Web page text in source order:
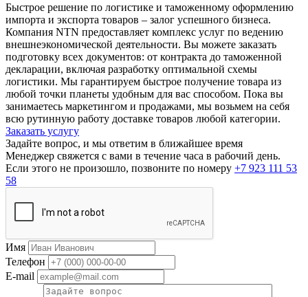
Быстрое решение по логистике и таможенному оформлению
импорта и экспорта товаров – залог успешного бизнеса.
Компания NTN предоставляет комплекс услуг по ведению
внешнеэкономической деятельности. Вы можете заказать
подготовку всех документов: от контракта до таможенной
декларации, включая разработку оптимальной схемы
логистики. Мы гарантируем быстрое получение товара из
любой точки планеты удобным для вас способом. Пока вы
занимаетесь маркетингом и продажами, мы возьмем на себя
всю рутинную работу доставке товаров любой категории.
Заказать услугу
Задайте вопрос, и мы ответим в ближайшее время
Менеджер свяжется с вами в течение часа в рабочий день.
Если этого не произошло, позвоните по номеру +7 923 111 53
58
Имя
Телефон
E-mail